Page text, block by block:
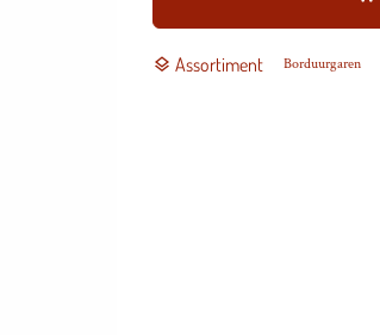
layers Assortiment Borduurgaren